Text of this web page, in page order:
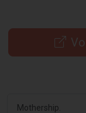
Mothership.